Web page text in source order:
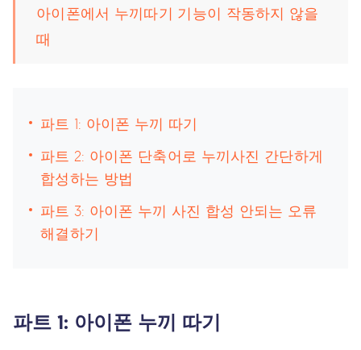
아이폰에서 누끼따기 기능이 작동하지 않을
때
파트 1: 아이폰 누끼 따기
파트 2: 아이폰 단축어로 누끼사진 간단하게
합성하는 방법
파트 3: 아이폰 누끼 사진 합성 안되는 오류
해결하기
파트 1: 아이폰 누끼 따기